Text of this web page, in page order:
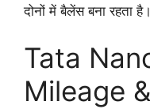
दोनों में बैलेंस बना रहता है।
Tata
Mileage